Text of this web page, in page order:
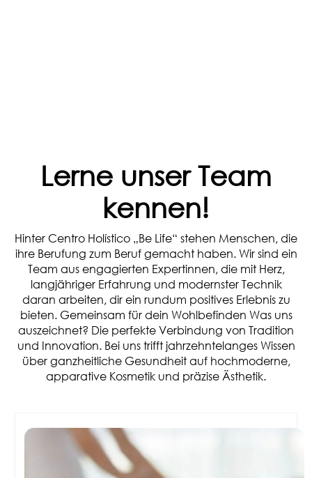
Lerne unser Team
kennen!
Hinter Centro Holístico „Be Life“ stehen Menschen, die
ihre Berufung zum Beruf gemacht haben. Wir sind ein
Team aus engagierten Expertinnen, die mit Herz,
langjähriger Erfahrung und modernster Technik
daran arbeiten, dir ein rundum positives Erlebnis zu
bieten. Gemeinsam für dein Wohlbefinden Was uns
auszeichnet? Die perfekte Verbindung von Tradition
und Innovation. Bei uns trifft jahrzehntelanges Wissen
über ganzheitliche Gesundheit auf hochmoderne,
apparative Kosmetik und präzise Ästhetik.